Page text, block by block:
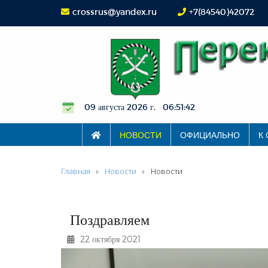
crossrus@yandex.ru +7(84540)42072
09 августа 2026 г. 06:51:43
НОВОСТИ ОФИЦИАЛЬНО К
Главная Новости Новости
Поздравляем
22 октября 2021